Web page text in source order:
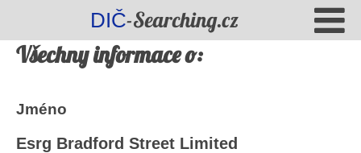
DIČ-Searching.cz
Všechny informace o:
Jméno
Esrg Bradford Street Limited